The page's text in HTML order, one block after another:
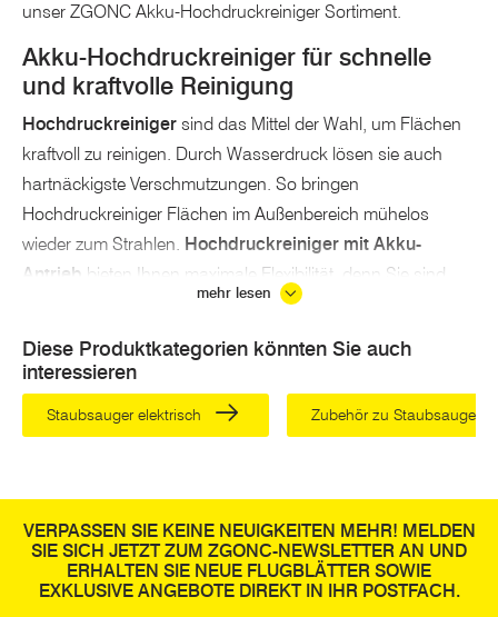
unser ZGONC Akku-Hochdruckreiniger Sortiment.
Akku-Hochdruckreiniger für schnelle
und kraftvolle Reinigung
Hochdruckreiniger sind das Mittel der Wahl, um Flächen
kraftvoll zu reinigen. Durch Wasserdruck lösen sie auch
hartnäckigste Verschmutzungen. So bringen
Hochdruckreiniger Flächen im Außenbereich mühelos
wieder zum Strahlen. Hochdruckreiniger mit Akku-
Antrieb bieten Ihnen maximale Flexibilität, denn Sie sind
damit nicht vom Stromnetz abhängig.
Das macht die akkubetriebenen Kraftpakete zum idealen
Werkzeug für die Reinigung im Freien, auf der Baustelle
oder in der Werkstatt. Leistungsstarke Lithium-Ionen-
Batterien unserer Akku-Hochdruckreiniger hoher Qualität
Unser EINHELL Akku-Hochdruckreiniger bietet Ihnen
außerdem das bewährte Power X-Change-Verfahren. So
können Sie bereits vorhandene Batterien für Ihre
Reinigungsgerät verwenden.
mehr lesen
Diese Produktkategorien könnten Sie auch
interessieren
Staubsauger elektrisch Zubehör zu Staubsauger
VERPASSEN SIE KEINE NEUIGKEITEN MEHR! MELDEN
SIE SICH JETZT ZUM ZGONC-NEWSLETTER AN UND
ERHALTEN SIE NEUE FLUGBLÄTTER SOWIE
EXKLUSIVE ANGEBOTE DIREKT IN IHR POSTFACH.